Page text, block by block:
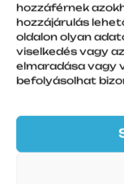
hozzáférnek
hozzájárulás
oldalon olyan
viselkedés vagy
elmaradása vagy
befolyásolhat
További
Szálhossz
1